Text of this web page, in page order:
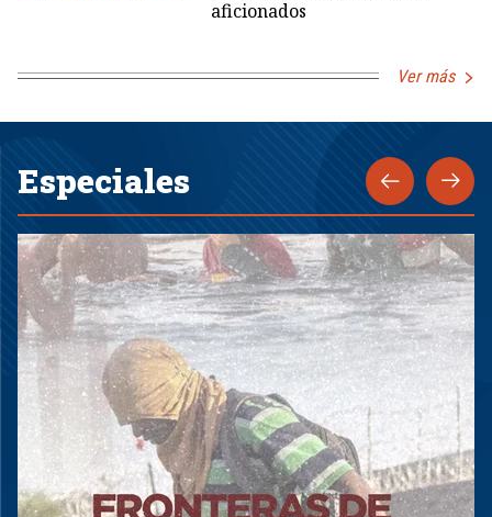
aficionados
Ver más
Especiales